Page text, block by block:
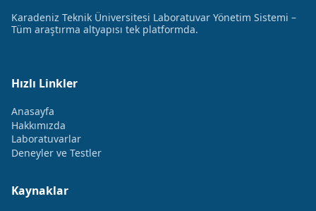
Karadeniz Teknik Üniversitesi Laboratuvar Yönetim Sistemi –
Tüm araştırma altyapısı tek platformda.
Hızlı Linkler
Anasayfa
Hakkımızda
Laboratuvarlar
Deneyler ve Testler
Kaynaklar